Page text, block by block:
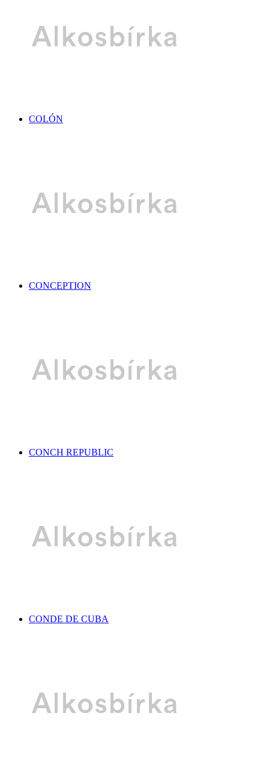
COLÓN
CONCEPTION
CONCH REPUBLIC
CONDE DE CUBA